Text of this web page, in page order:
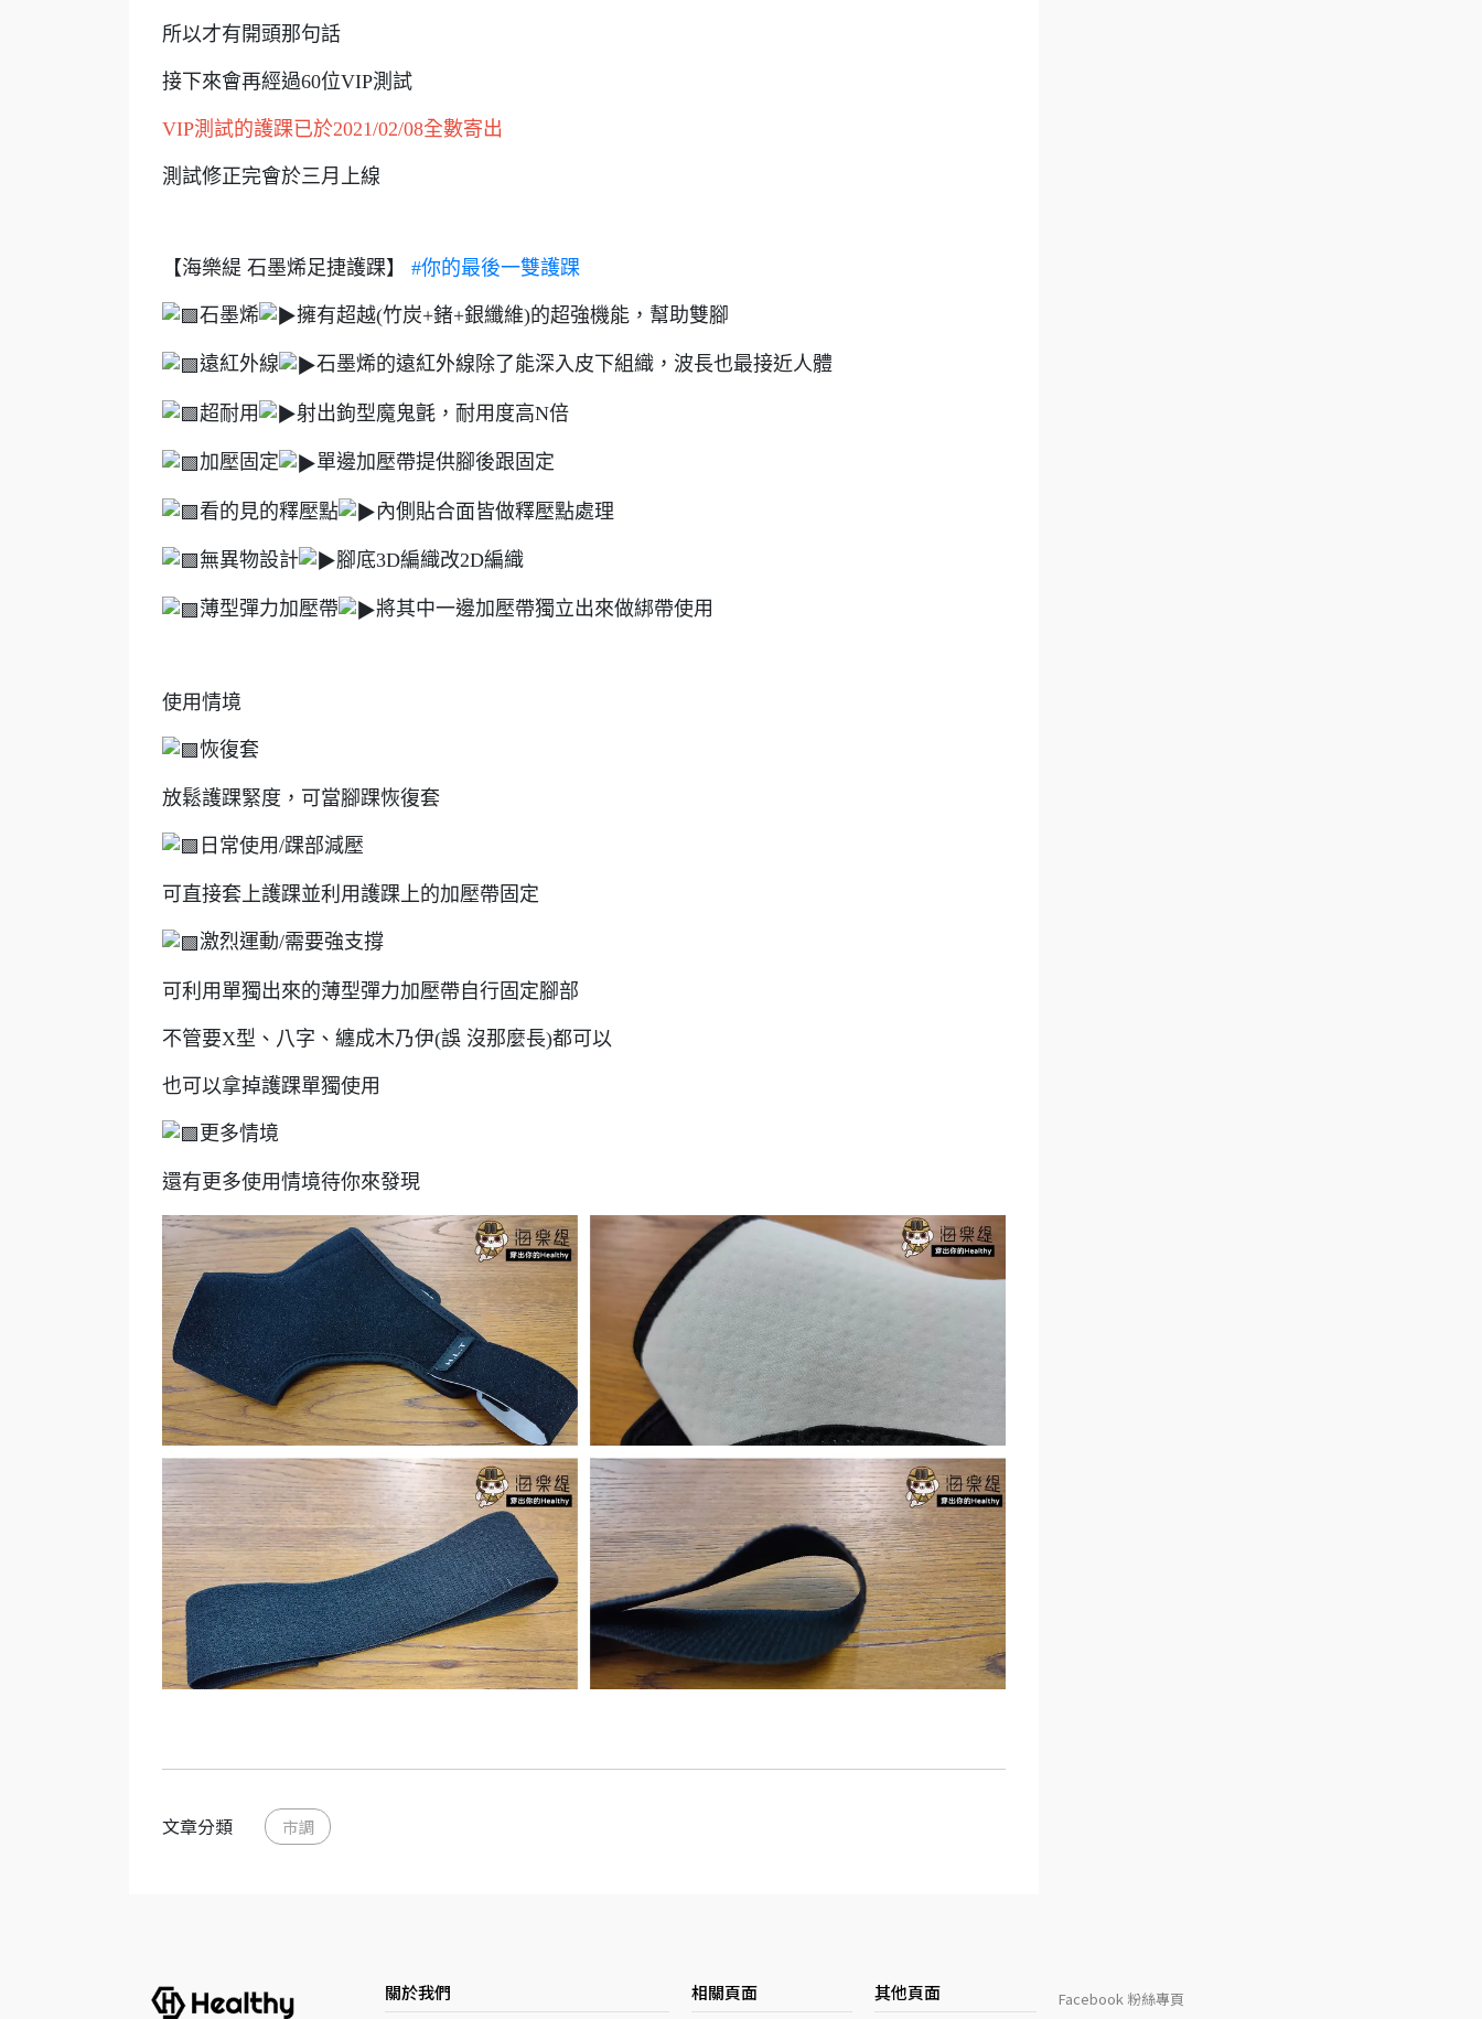
所以才有開頭那句話
接下來會再經過60位VIP測試
VIP測試的護踝已於2021/02/08全數寄出
測試修正完會於三月上線
【海樂緹 石墨烯足捷護踝】 #你的最後一雙護踝
石墨烯 擁有超越(竹炭+鍺+銀纖維)的超強機能，幫助雙腳
遠紅外線 石墨烯的遠紅外線除了能深入皮下組織，波長也最接近人體
超耐用 射出鉤型魔鬼氈，耐用度高N倍
加壓固定 單邊加壓帶提供腳後跟固定
看的見的釋壓點 內側貼合面皆做釋壓點處理
無異物設計 腳底3D編織改2D編織
薄型彈力加壓帶 將其中一邊加壓帶獨立出來做綁帶使用
使用情境
恢復套
放鬆護踝緊度，可當腳踝恢復套
日常使用/踝部減壓
可直接套上護踝並利用護踝上的加壓帶固定
激烈運動/需要強支撐
可利用單獨出來的薄型彈力加壓帶自行固定腳部
不管要X型、八字、纏成木乃伊(誤 沒那麼長)都可以
也可以拿掉護踝單獨使用
更多情境
還有更多使用情境待你來發現
文章分類 市調
關於我們 相關頁面 其他頁面 Facebook 粉絲專頁